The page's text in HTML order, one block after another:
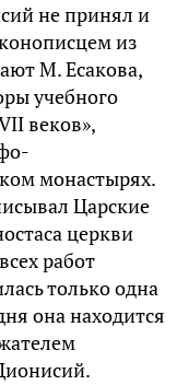
не принял и
из
М. Есакова,
учебного
веков»,
монастырях.
Царские
церкви
работ
только одна
она находится